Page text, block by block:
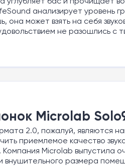
анализирует уровень
она может взять на себя
не разошлись с
Microlab
2.0, пожалуй, являются
приемлемое качество
Microlab выпустила
внушительного размера